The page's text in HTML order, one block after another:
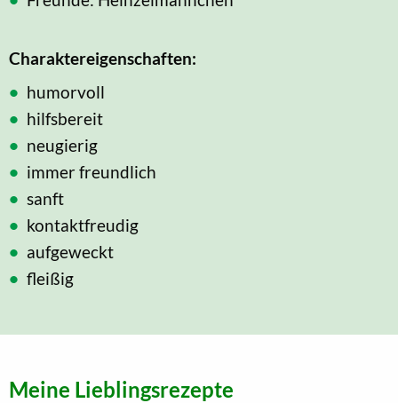
Charaktereigenschaften:
humorvoll
hilfsbereit
neugierig
immer freundlich
sanft
kontaktfreudig
aufgeweckt
fleißig
Meine Lieblingsrezepte